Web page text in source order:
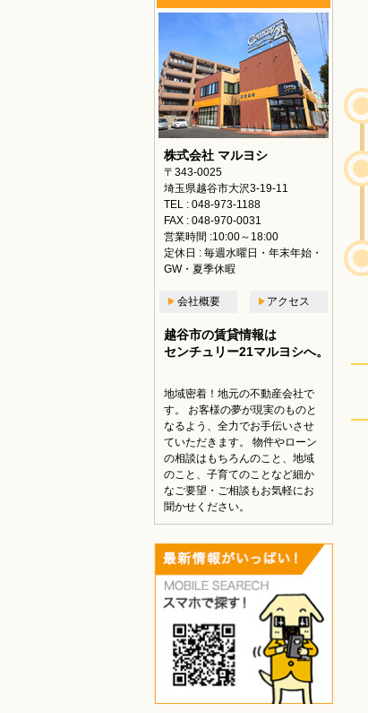
株式会社 マルヨシ
〒343-0025
埼玉県越谷市大沢3-19-11
TEL : 048-973-1188
FAX : 048-970-0031
営業時間 :10:00～18:00
定休日 : 毎週水曜日・年末年始・
GW・夏季休暇
会社概要 アクセス
越谷市の賃貸情報は
センチュリー21マルヨシへ。
地域密着！地元の不動産会社で
す。 お客様の夢が現実のものと
なるよう、全力でお手伝いさせ
ていただきます。 物件やローン
の相談はもちろんのこと、地域
のこと、子育てのことなど細か
なご要望・ご相談もお気軽にお
聞かせください。